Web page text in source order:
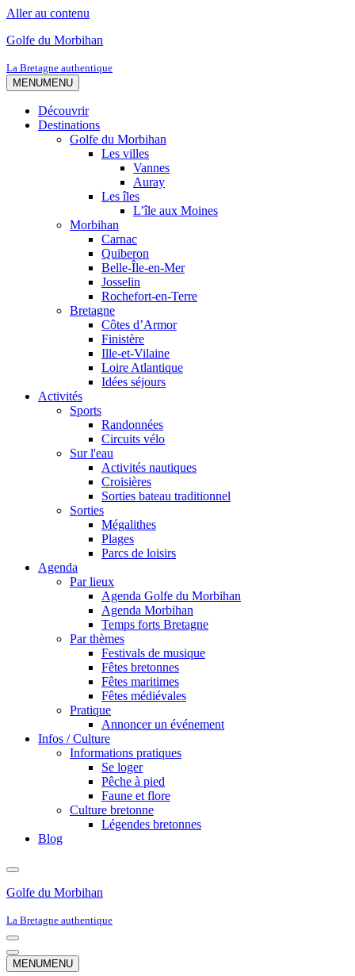
Aller au contenu
Golfe du Morbihan
La Bretagne authentique
MENUMENU
Découvrir
Destinations
Golfe du Morbihan
Les villes
Vannes
Auray
Les îles
L’île aux Moines
Morbihan
Carnac
Quiberon
Belle-Île-en-Mer
Josselin
Rochefort-en-Terre
Bretagne
Côtes d’Armor
Finistère
Ille-et-Vilaine
Loire Atlantique
Idées séjours
Activités
Sports
Randonnées
Circuits vélo
Sur l'eau
Activités nautiques
Croisières
Sorties bateau traditionnel
Sorties
Mégalithes
Plages
Parcs de loisirs
Agenda
Par lieux
Agenda Golfe du Morbihan
Agenda Morbihan
Temps forts Bretagne
Par thèmes
Festivals de musique
Fêtes bretonnes
Fêtes maritimes
Fêtes médiévales
Pratique
Annoncer un événement
Infos / Culture
Informations pratiques
Se loger
Pêche à pied
Faune et flore
Culture bretonne
Légendes bretonnes
Blog
Golfe du Morbihan
La Bretagne authentique
Menu
de
navigation
Menu
de
MENUMENU